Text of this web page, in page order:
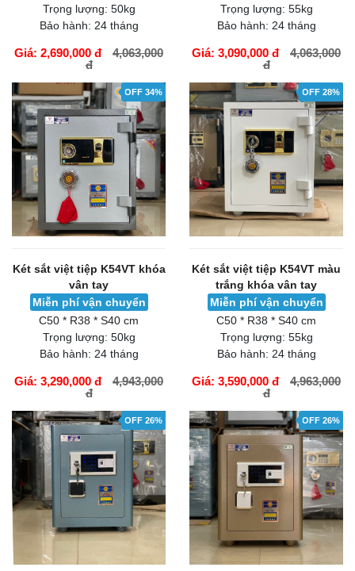
Trọng lượng: 50kg
Bảo hành: 24 tháng
Giá: 2,690,000 đ
4,063,000
đ
Trọng lượng: 55kg
Bảo hành: 24 tháng
Giá: 3,090,000 đ
4,063,000
đ
OFF 34%
Két sắt việt tiệp K54VT khóa
vân tay
Miễn phí vận chuyển
C50 * R38 * S40 cm
Trọng lượng: 50kg
Bảo hành: 24 tháng
Giá: 3,290,000 đ
4,943,000
đ
OFF 28%
Két sắt việt tiệp K54VT màu
trắng khóa vân tay
Miễn phí vận chuyển
C50 * R38 * S40 cm
Trọng lượng: 55kg
Bảo hành: 24 tháng
Giá: 3,590,000 đ
4,963,000
đ
OFF 26% OFF 26%